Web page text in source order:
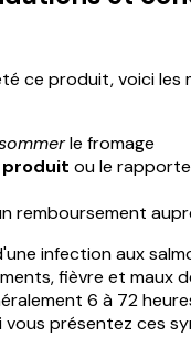
ce produit, voici les
le fromage
produit ou le
remboursement
infection aux
fièvre et maux
6 à 72
vous présentez ces